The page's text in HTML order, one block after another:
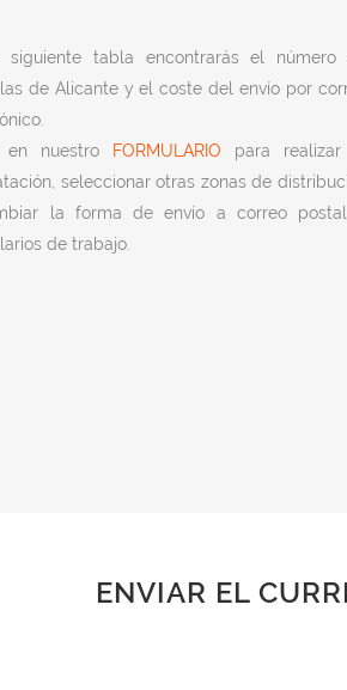
siguiente tabla encontrarás el número
de Alicante y el coste del envío por
en nuestro
FORMULARIO para
seleccionar otras zonas de
la forma de envío a correo
de trabajo.
ENVIAR EL